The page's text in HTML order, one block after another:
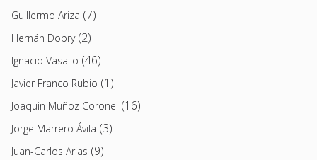
Guillermo Ariza (7)
Hernán Dobry(2)
Ignacio Vasallo (46)
Javier Franco Rubio (1)
Joaquin Muñoz Coronel (16)
Jorge Marrero Ávila (3)
Juan-Carlos Arias (9)